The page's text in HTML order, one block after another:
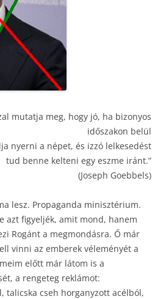
mutatja meg, hogy jó, ha bizonyos
időszakon belül
nyerni a népet, és izzó lelkesedést
tud benne kelteni egy eszme iránt.”
(Joseph Goebbels)
lesz. Propaganda minisztérium.
azt figyeljék, amit mond, hanem
Rogánt a megmondásra. Ő már
vinni az emberek véleményét a
előtt már látom is a
a rengeteg reklámot:
talicska cseh horganyzott acélból,